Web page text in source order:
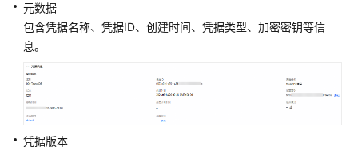
考
SDK
参
考
场
景
元数据
包含凭据名称、凭据ID、创建时间、凭据类型、加密密钥等信
息。
凭据版本